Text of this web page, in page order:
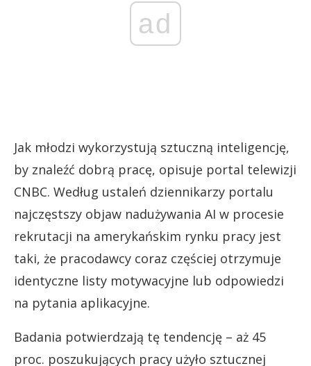
ad
Jak młodzi wykorzystują sztuczną inteligencję,
by znaleźć dobrą pracę, opisuje portal telewizji
CNBC. Według ustaleń dziennikarzy portalu
najczęstszy objaw nadużywania AI w procesie
rekrutacji na amerykańskim rynku pracy jest
taki, że pracodawcy coraz częściej otrzymuje
identyczne listy motywacyjne lub odpowiedzi
na pytania aplikacyjne.
Badania potwierdzają tę tendencję – aż 45
proc. poszukujących pracy użyło sztucznej